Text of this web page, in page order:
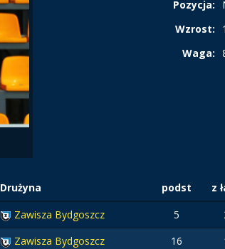
Pozycja:
Wzrost:
Waga:
Drużyna podst z
Zawisza Bydgoszcz 5
Zawisza Bydgoszcz 16